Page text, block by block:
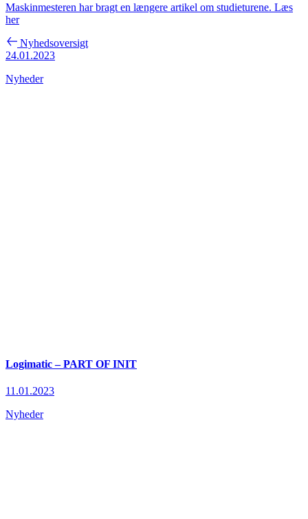
Maskinmesteren har bragt en længere artikel om studieturene. Læs
her
Nyhedsoversigt
24.01.2023
Nyheder
Logimatic – PART OF INIT
11.01.2023
Nyheder